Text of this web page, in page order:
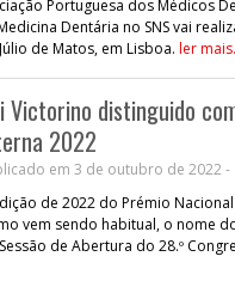
Portuguesa dos Médicos
Dentária no SNS vai
de Matos, em Lisboa. ler
Victorino distinguido
2022
em 3 de outubro de 2022 -
de 2022 do Prémio
vem sendo habitual, o nome
de Abertura do 28.º